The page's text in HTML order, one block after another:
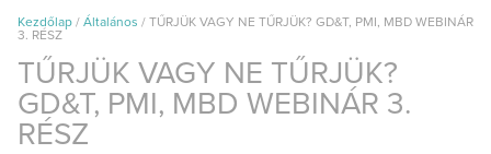
Kezdőlap / Általános / TŰRJÜK VAGY NE TŰRJÜK? GD&T, PMI, MBD WEBINÁR
3. RÉSZ
TŰRJÜK VAGY NE TŰRJÜK?
GD&T, PMI, MBD WEBINÁR 3.
RÉSZ